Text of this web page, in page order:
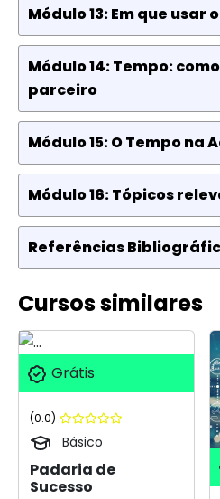
Módulo 13: Em que usar
Módulo 14: Tempo:
parceiro
Módulo 15: O Tempo na
Módulo 16: Tópicos
Referências
Cursos similares
Grátis
(0.0)
Básico
Padaria de
Sucesso